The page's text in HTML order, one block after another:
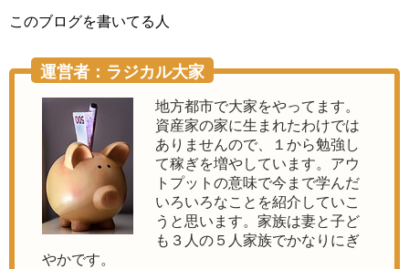
このブログを書いてる人
運営者：ラジカル大家
地方都市で大家をやってます。
資産家の家に生まれたわけでは
ありませんので、１から勉強し
て稼ぎを増やしています。アウ
トプットの意味で今まで学んだ
いろいろなことを紹介していこ
うと思います。家族は妻と子ど
も３人の５人家族でかなりにぎ
やかです。